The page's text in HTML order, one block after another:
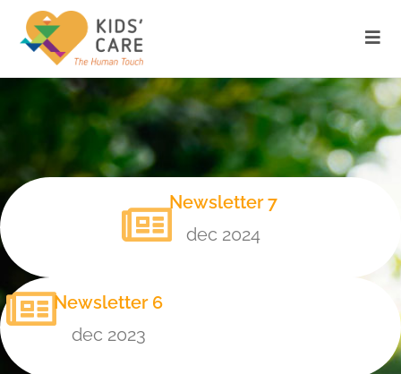
Newsletter 7
dec 2024
Newsletter 6
dec 2023